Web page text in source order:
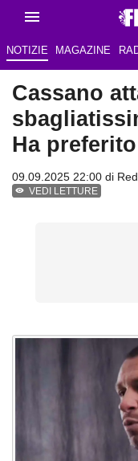
NOTIZIE MAGAZINE
Cassano
Ha
09.09.2025 22:00 di
VEDI LETTURE